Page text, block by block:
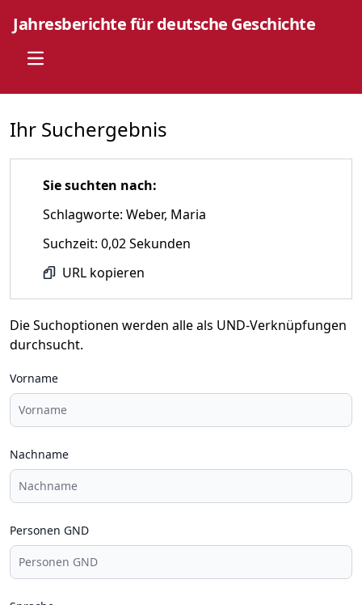
Jahresberichte für deutsche Geschichte
Open main menu
Ihr Suchergebnis
Sie suchten nach:
Schlagworte: Weber, Maria
Suchzeit: 0,02 Sekunden
URL kopieren
Die Suchoptionen werden alle als UND-Verknüpfungen
durchsucht.
Vorname
Nachname
Personen GND